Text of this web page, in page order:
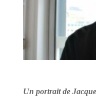
Un portrait de